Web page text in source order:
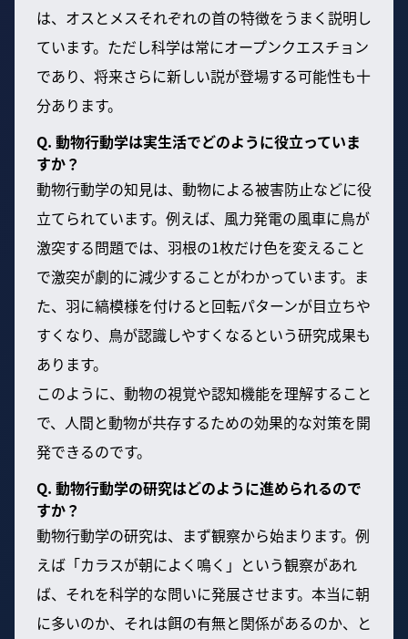
は、オスとメスそれぞれの首の特徴をうまく説明し
ています。ただし科学は常にオープンクエスチョン
であり、将来さらに新しい説が登場する可能性も十
分あります。
Q. 動物行動学は実生活でどのように役立っていま
すか？
動物行動学の知見は、動物による被害防止などに役
立てられています。例えば、風力発電の風車に鳥が
激突する問題では、羽根の1枚だけ色を変えること
で激突が劇的に減少することがわかっています。ま
た、羽に縞模様を付けると回転パターンが目立ちや
すくなり、鳥が認識しやすくなるという研究成果も
あります。
このように、動物の視覚や認知機能を理解すること
で、人間と動物が共存するための効果的な対策を開
発できるのです。
Q. 動物行動学の研究はどのように進められるので
すか？
動物行動学の研究は、まず観察から始まります。例
えば「カラスが朝によく鳴く」という観察があれ
ば、それを科学的な問いに発展させます。本当に朝
に多いのか、それは餌の有無と関係があるのか、と